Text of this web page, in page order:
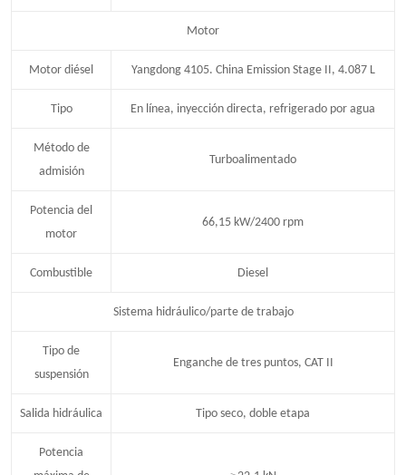
Motor
Motor diésel Yangdong 4105. China Emission Stage II, 4.087 L
Tipo En línea, inyección directa, refrigerado por agua
Método de
admisión
Turboalimentado
Potencia del
motor
66,15 kW/2400 rpm
Combustible Diesel
Sistema hidráulico/parte de trabajo
Tipo de
suspensión
Enganche de tres puntos, CAT II
Salida hidráulica Tipo seco, doble etapa
Potencia